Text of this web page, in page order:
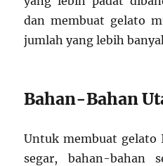
dan membuat gelato
jumlah yang lebih
Bahan-Bahan
Untuk membuat gelato
segar, bahan-bahan